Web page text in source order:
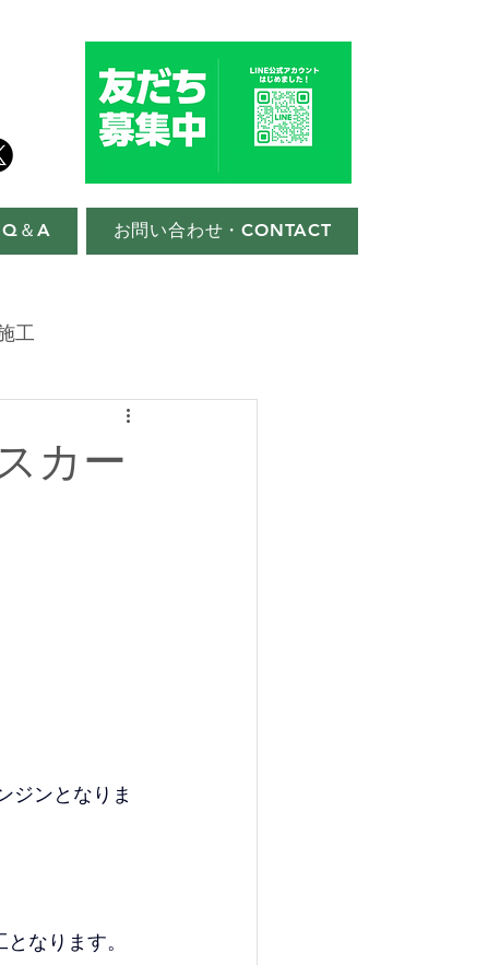
Q＆A お問い合わせ・CONTACT
工
カー
ジンとなりま
なります。